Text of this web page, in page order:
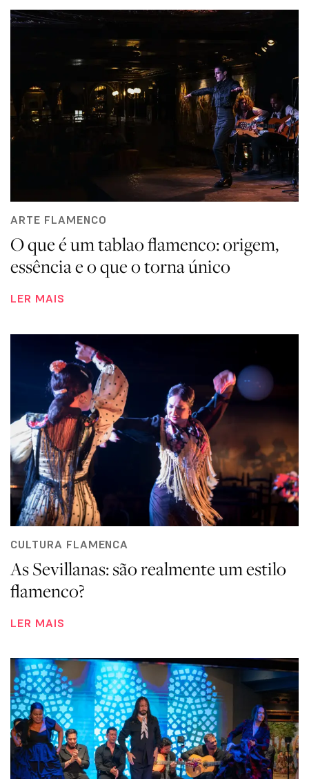
ARTE FLAMENCO
O que é um tablao flamenco: origem,
essência e o que o torna único
LER MAIS
CULTURA FLAMENCA
As Sevillanas: são realmente um estilo
flamenco?
LER MAIS